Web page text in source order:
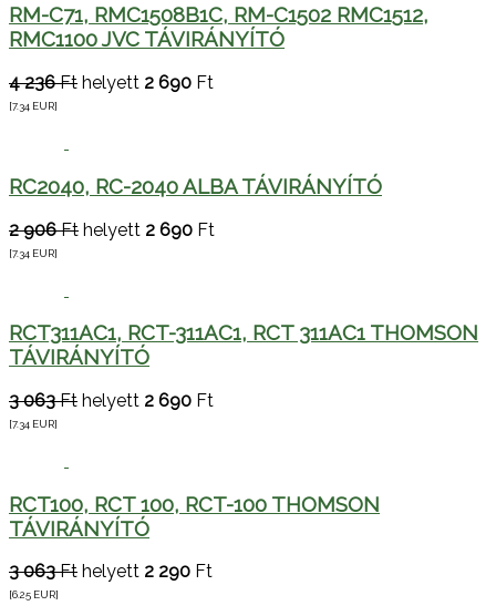
RM-C71, RMC1508B1C, RM-C1502 RMC1512,
RMC1100 JVC TÁVIRÁNYÍTÓ
4 236 Ft helyett 2 690 Ft
[7.34 EUR]
RC2040, RC-2040 ALBA TÁVIRÁNYÍTÓ
2 906 Ft helyett 2 690 Ft
[7.34 EUR]
RCT311AC1, RCT-311AC1, RCT 311AC1 THOMSON
TÁVIRÁNYÍTÓ
3 063 Ft helyett 2 690 Ft
[7.34 EUR]
RCT100, RCT 100, RCT-100 THOMSON
TÁVIRÁNYÍTÓ
3 063 Ft helyett 2 290 Ft
[6.25 EUR]